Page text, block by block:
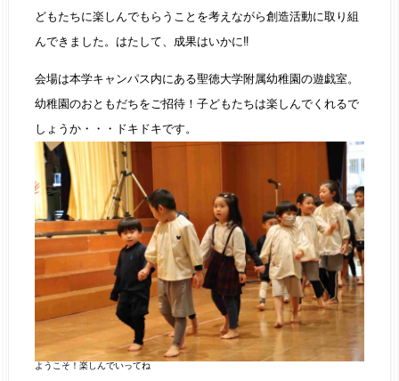
どもたちに楽しんでもらうことを考えながら創造活動に取り組
んできました。はたして、成果はいかに‼
会場は本学キャンパス内にある聖徳大学附属幼稚園の遊戯室。
幼稚園のおともだちをご招待！子どもたちは楽しんでくれるで
しょうか・・・ドキドキです。
ようこそ！楽しんでいってね